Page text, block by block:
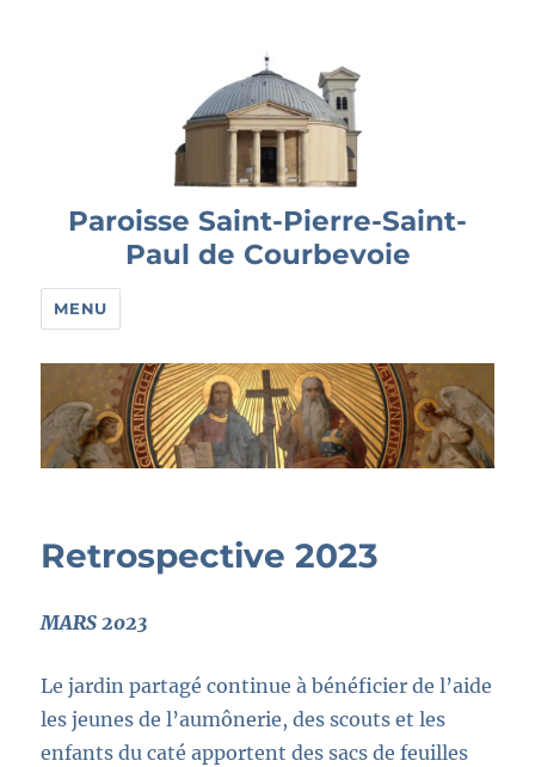
Paroisse Saint-Pierre-Saint-
Paul de Courbevoie
MENU
Retrospective 2023
MARS 2023
Le jardin partagé continue à bénéficier de l’aide
les jeunes de l’aumônerie, des scouts et les
enfants du caté apportent des sacs de feuilles